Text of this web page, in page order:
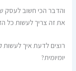
והדבר הכי חשוב לעסק
את זה צריך לעשות כל
רוצים לדעת איך לעשות
יומיומית?